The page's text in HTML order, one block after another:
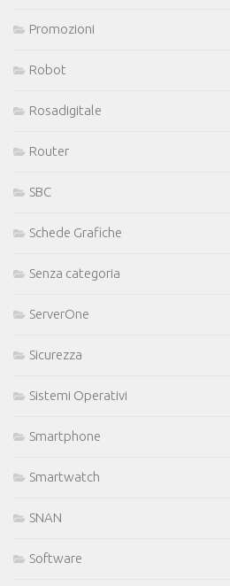
Promozioni
Robot
Rosadigitale
Router
SBC
Schede Grafiche
Senza categoria
ServerOne
Sicurezza
Sistemi Operativi
Smartphone
Smartwatch
SNAN
Software